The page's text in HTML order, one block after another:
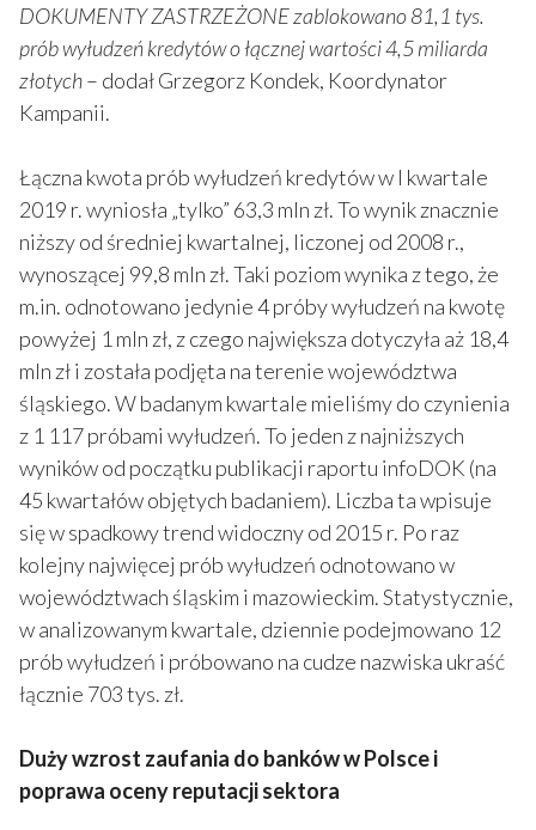
DOKUMENTY ZASTRZEŻONE zablokowano 81,1 tys.
prób wyłudzeń kredytów o łącznej wartości 4,5 miliarda
złotych– dodał Grzegorz Kondek, Koordynator
Kampanii.
Łączna kwota prób wyłudzeń kredytów w I kwartale
2019 r. wyniosła „tylko” 63,3 mln zł. To wynik znacznie
niższy od średniej kwartalnej, liczonej od 2008 r.,
wynoszącej 99,8 mln zł. Taki poziom wynika z tego, że
m.in. odnotowano jedynie 4 próby wyłudzeń na kwotę
powyżej 1 mln zł, z czego największa dotyczyła aż 18,4
mln zł i została podjęta na terenie województwa
śląskiego. W badanym kwartale mieliśmy do czynienia
z 1 117 próbami wyłudzeń. To jeden z najniższych
wyników od początku publikacji raportu infoDOK (na
45 kwartałów objętych badaniem). Liczba ta wpisuje
się w spadkowy trend widoczny od 2015 r. Po raz
kolejny najwięcej prób wyłudzeń odnotowano w
województwach śląskim i mazowieckim. Statystycznie,
w analizowanym kwartale, dziennie podejmowano 12
prób wyłudzeń i próbowano na cudze nazwiska ukraść
łącznie 703 tys. zł.
Duży wzrost zaufania do banków w Polsce i
poprawa oceny reputacji sektora